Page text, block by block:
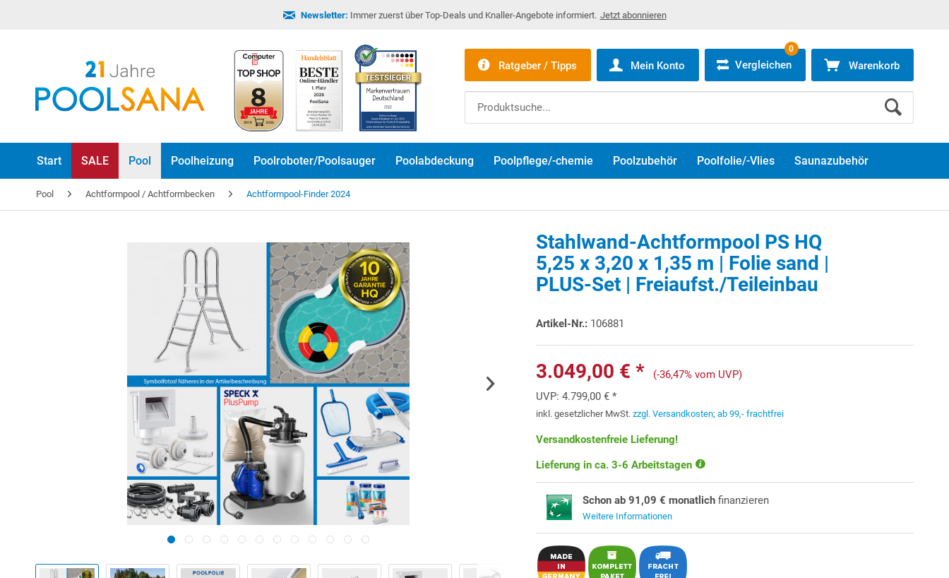
Newsletter: Immer zuerst über Top-Deals und Knaller-Angebote informiert. Jetzt abonnieren
Ratgeber / Tipps Mein Konto Vergleichen
0
Warenkorb
Start SALE Pool Poolheizung Poolroboter/Poolsauger Poolabdeckung Poolpflege/-chemie Poolzubehör Poolfolie/-Vlies Saunazubehör
Pool Achtformpool / Achtformbecken Achtformpool-Finder 2024
Stahlwand-Achtformpool PS HQ
5,25 x 3,20 x 1,35 m | Folie sand |
PLUS-Set | Freiaufst./Teileinbau
Artikel-Nr.: 106881
3.049,00 € *
(-36,47% vom UVP)
UVP:4.799,00 € *
inkl. gesetzlicher MwSt.zzgl. Versandkosten; ab 99,- frachtfrei
Versandkostenfreie Lieferung!
Lieferung in ca. 3-6 Arbeitstagen
Schon ab 91,09 € monatlich finanzieren
Weitere Informationen